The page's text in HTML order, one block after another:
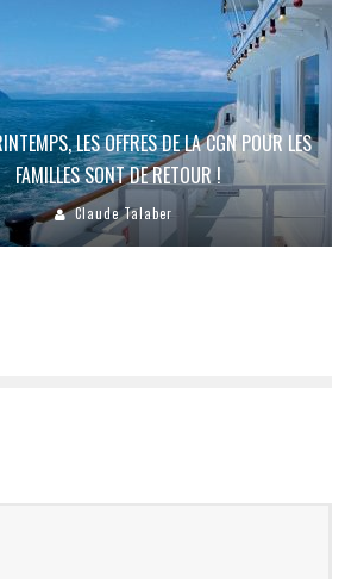
LES OFFRES DE LA CGN POUR LES
FAMILLES SONT DE RETOUR !
Claude Talaber